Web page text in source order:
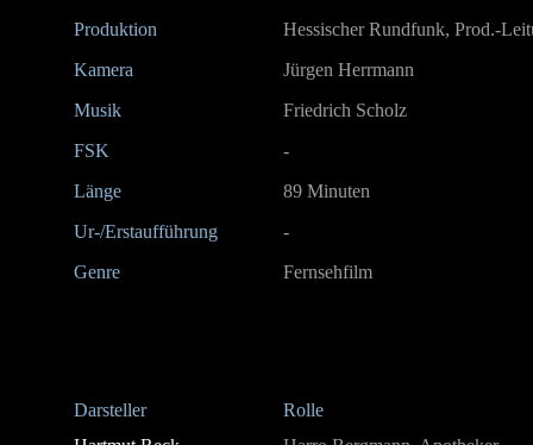
Produktion
Hessischer Rundfunk, Prod.-
Kamera
Jürgen Herrmann
Musik
Friedrich Scholz
FSK
-
Länge
89 Minuten
Ur-/Erstaufführung
-
Genre
Fernsehfilm
Darsteller
Rolle